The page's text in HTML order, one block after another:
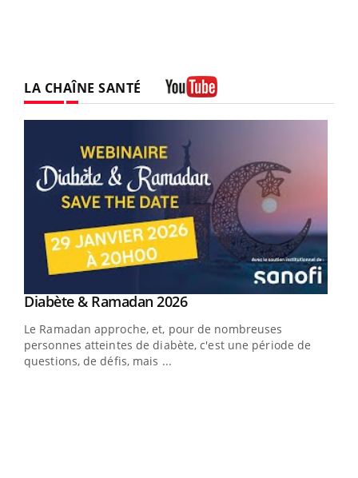
LA CHAÎNE SANTÉ
Youtube
Diabète & Ramadan 2026Youtube
Le Ramadan approche, et, pour de nombreuses
personnes atteintes de diabète, c'est une période de
questions, de défis, mais ...